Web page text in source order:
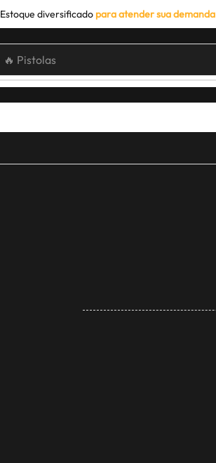
Estoque diversificado para atender sua demanda
🔥 Pistolas